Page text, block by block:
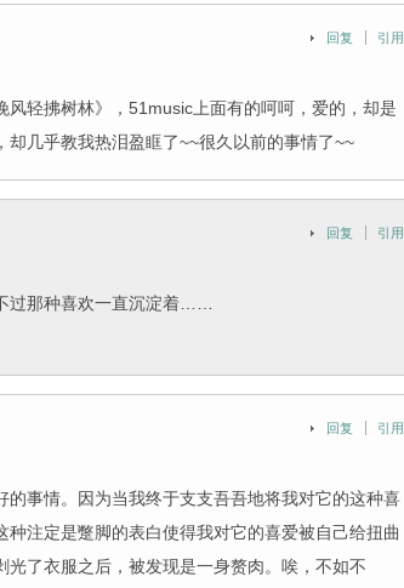
回复 引用
风轻拂树林》，51music上面有的呵呵，爱的，却是
却几乎教我热泪盈眶了~~很久以前的事情了~~
回复 引用
过那种喜欢一直沉淀着……
回复 引用
的事情。因为当我终于支支吾吾地将我对它的这种喜
注定是蹩脚的表白使得我对它的喜爱被自己给扭曲
光了衣服之后，被发现是一身赘肉。唉，不如不